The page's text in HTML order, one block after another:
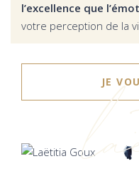
l’excellence que
votre perception de la
JE